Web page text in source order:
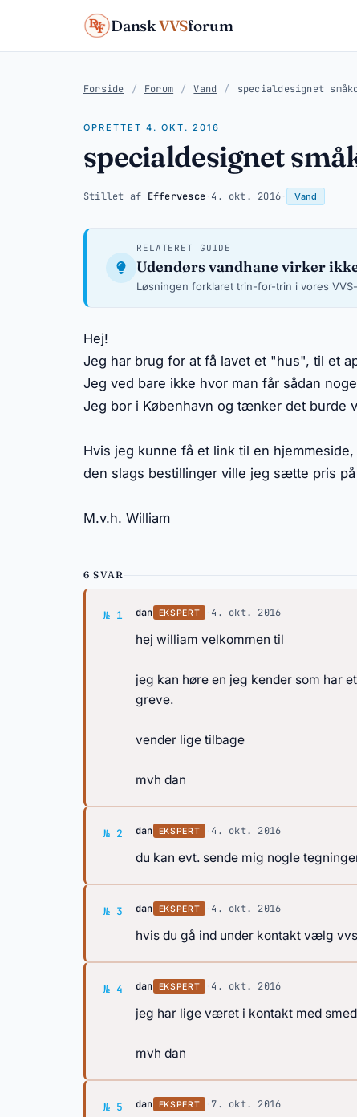
DanskVVSforum
Forside / Forum / Vand / specialdesignet
OPRETTET 4. OKT. 2016
specialdesignet
Stillet af Effervesce 4. okt. 2016 Vand
RELATERET GUIDE
Udendørs vandhane virker
Løsningen forklaret trin-for-trin i vores
Hej!
Jeg har brug for at få lavet et "hus", til et
Jeg ved bare ikke hvor man får sådan
Jeg bor i København og tænker det burde
Hvis jeg kunne få et link til en
den slags bestillinger ville jeg sætte pris
M.v.h. William
6 SVAR
№ 1 Svar af dan
dan EKSPERT 4. okt. 2016
hej william velkommen til
jeg kan høre en jeg kender som har
greve.
vender lige tilbage
mvh dan
№ 2 Svar af dan
dan EKSPERT 4. okt. 2016
du kan evt. sende mig nogle
№ 3 Svar af dan
dan EKSPERT 4. okt. 2016
hvis du gå ind under kontakt vælg
№ 4 Svar af dan
dan EKSPERT 4. okt. 2016
jeg har lige været i kontakt med
mvh dan
№ 5 Svar af dan
dan EKSPERT 7. okt. 2016